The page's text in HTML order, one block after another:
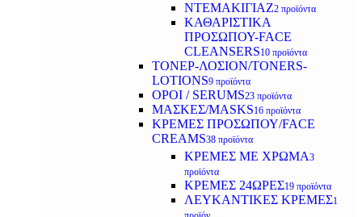
ΝΤΕΜΑΚΙΓΙΑΖ2 προϊόντα
ΚΑΘΑΡΙΣΤΙΚΑ
ΠΡΟΣΩΠΟΥ-FACE
CLEANSERS10 προϊόντα
ΤΟΝΕΡ-ΛΟΣΙΟΝ/TONERS-
LOTIONS9 προϊόντα
ΟΡΟΙ / SERUMS23 προϊόντα
ΜΑΣΚΕΣ/MASKS16 προϊόντα
ΚΡΕΜΕΣ ΠΡΟΣΩΠΟΥ/FACE
CREAMS38 προϊόντα
ΚΡΕΜΕΣ ΜΕ ΧΡΩΜΑ3
προϊόντα
ΚΡΕΜΕΣ 24ΩΡΕΣ19 προϊόντα
ΛΕΥΚΑΝΤΙΚΕΣ ΚΡΕΜΕΣ1